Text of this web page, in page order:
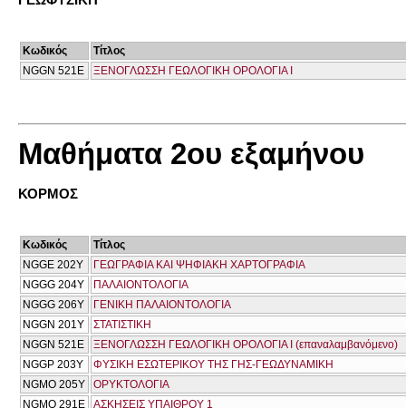
Κωδικός
Τίτλος
NGGN 521Ε
ΞΕΝΟΓΛΩΣΣΗ ΓΕΩΛΟΓΙΚΗ ΟΡΟΛΟΓΙΑ Ι
Μαθήματα 2ου εξαμήνου
ΚΟΡΜΟΣ
Κωδικός
Τίτλος
NGGE 202Y
ΓΕΩΓΡΑΦΙΑ ΚΑΙ ΨΗΦΙΑΚΗ ΧΑΡΤΟΓΡΑΦΙΑ
NGGG 204Υ
ΠΑΛΑΙΟΝΤΟΛΟΓΙΑ
NGGG 206Y
ΓΕΝΙΚΗ ΠΑΛΑΙΟΝΤΟΛΟΓΙΑ
NGGN 201Y
ΣΤΑΤΙΣΤΙΚΗ
NGGN 521Ε
ΞΕΝΟΓΛΩΣΣΗ ΓΕΩΛΟΓΙΚΗ ΟΡΟΛΟΓΙΑ Ι (επαναλαμβανόμενο)
NGGP 203Y
ΦΥΣΙΚΗ ΕΣΩΤΕΡΙΚΟΥ ΤΗΣ ΓΗΣ-ΓΕΩΔΥΝΑΜΙΚΗ
NGMO 205Y
ΟΡΥΚΤΟΛΟΓΙΑ
NGMO 291E
ΑΣΚΗΣΕΙΣ ΥΠΑΙΘΡΟΥ 1